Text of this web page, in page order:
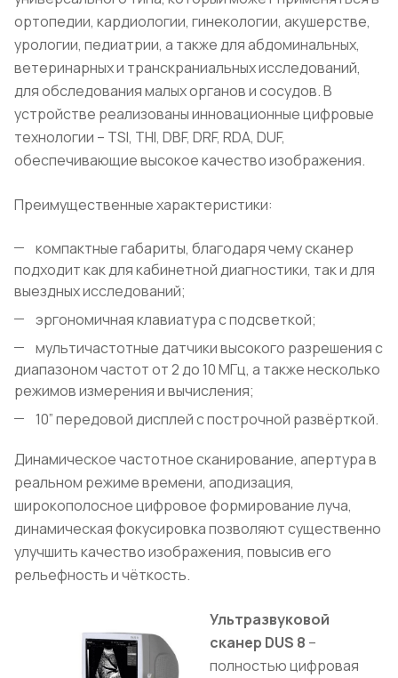
ортопедии, кардиологии, гинекологии, акушерстве,
урологии, педиатрии, а также для абдоминальных,
ветеринарных и транскраниальных исследований,
для обследования малых органов и сосудов. В
устройстве реализованы инновационные цифровые
технологии – TSI, THI, DBF, DRF, RDA, DUF,
обеспечивающие высокое качество изображения.
Преимущественные характеристики:
компактные габариты, благодаря чему сканер
подходит как для кабинетной диагностики, так и для
выездных исследований;
эргономичная клавиатура с подсветкой;
мультичастотные датчики высокого разрешения с
диапазоном частот от 2 до 10 МГц, а также несколько
режимов измерения и вычисления;
10” передовой дисплей с построчной развёрткой.
Динамическое частотное сканирование, апертура в
реальном режиме времени, аподизация,
широкополосное цифровое формирование луча,
динамическая фокусировка позволяют существенно
улучшить качество изображения, повысив его
рельефность и чёткость.
Ультразвуковой
сканер DUS 8 –
полностью цифровая